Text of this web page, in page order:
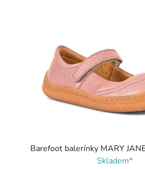
Barefoot balerínky MARY
Skladem*